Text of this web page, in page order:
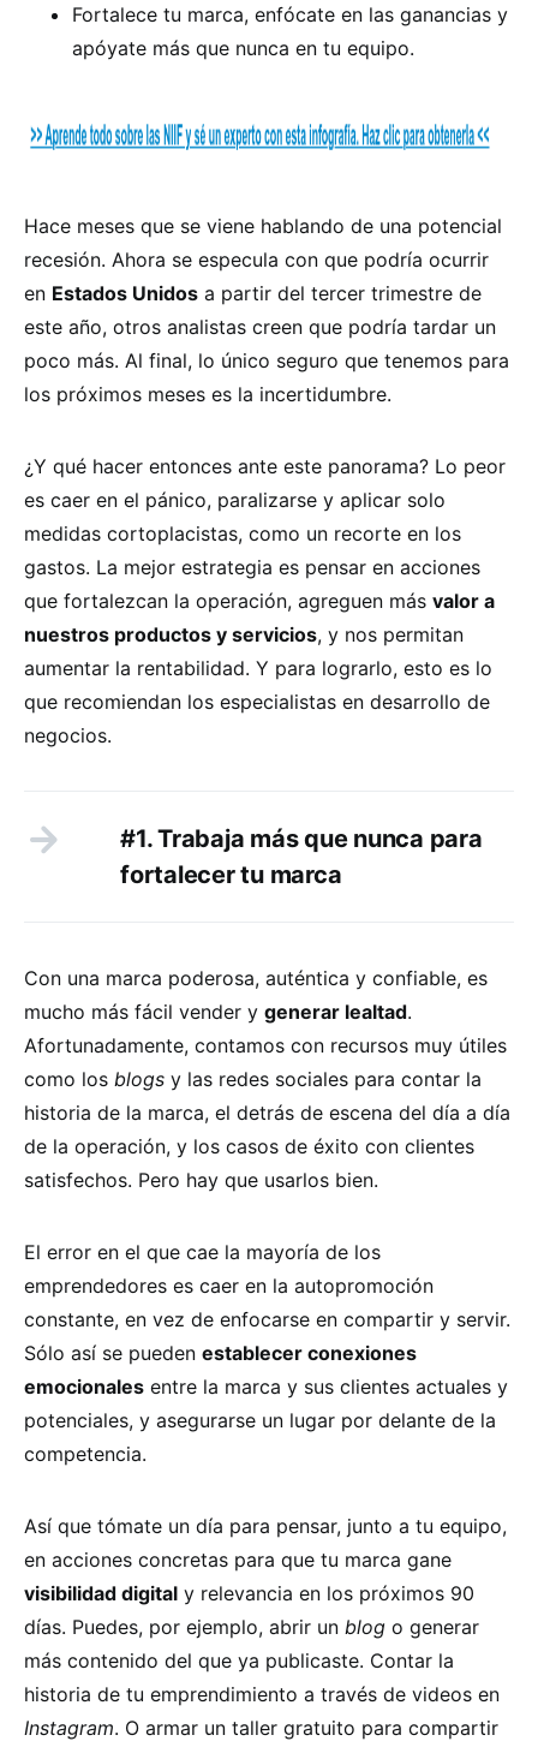
Fortalece tu marca, enfócate en las ganancias y
apóyate más que nunca en tu equipo.
Hace meses que se viene hablando de una potencial
recesión. Ahora se especula con que podría ocurrir
en Estados Unidos a partir del tercer trimestre de
este año, otros analistas creen que podría tardar un
poco más. Al final, lo único seguro que tenemos para
los próximos meses es la incertidumbre.
¿Y qué hacer entonces ante este panorama? Lo peor
es caer en el pánico, paralizarse y aplicar solo
medidas cortoplacistas, como un recorte en los
gastos. La mejor estrategia es pensar en acciones
que fortalezcan la operación, agreguen más valor a
nuestros productos y servicios, y nos permitan
aumentar la rentabilidad. Y para lograrlo, esto es lo
que recomiendan los especialistas en desarrollo de
negocios.
#1. Trabaja más que nunca para
fortalecer tu marca
Con una marca poderosa, auténtica y confiable, es
mucho más fácil vender y generar lealtad.
Afortunadamente, contamos con recursos muy útiles
como los blogs y las redes sociales para contar la
historia de la marca, el detrás de escena del día a día
de la operación, y los casos de éxito con clientes
satisfechos. Pero hay que usarlos bien.
El error en el que cae la mayoría de los
emprendedores es caer en la autopromoción
constante, en vez de enfocarse en compartir y servir.
Sólo así se pueden establecer conexiones
emocionales entre la marca y sus clientes actuales y
potenciales, y asegurarse un lugar por delante de la
competencia.
Así que tómate un día para pensar, junto a tu equipo,
en acciones concretas para que tu marca gane
visibilidad digital y relevancia en los próximos 90
días. Puedes, por ejemplo, abrir un blog o generar
más contenido del que ya publicaste. Contar la
historia de tu emprendimiento a través de videos en
Instagram. O armar un taller gratuito para compartir